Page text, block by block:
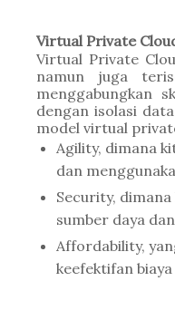
Virtual Private
Virtual Private
namun juga
menggabungkan
dengan isolasi
model virtual
Agility, dimana
dan
Security,
sumber daya
Affordability,
keefektifan